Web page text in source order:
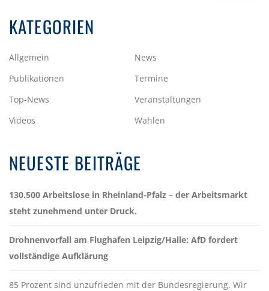
KATEGORIEN
Allgemein
News
Publikationen
Termine
Top-News
Veranstaltungen
Videos
Wahlen
NEUESTE BEITRÄGE
130.500 Arbeitslose in Rheinland-Pfalz – der Arbeitsmarkt
steht zunehmend unter Druck.
Drohnenvorfall am Flughafen Leipzig/Halle: AfD fordert
vollständige Aufklärung
85 Prozent sind unzufrieden mit der Bundesregierung. Wir